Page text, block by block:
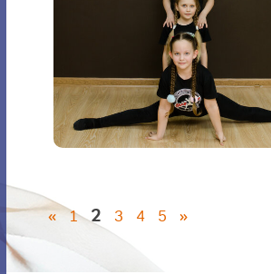
« 1 2 3 4 5 »